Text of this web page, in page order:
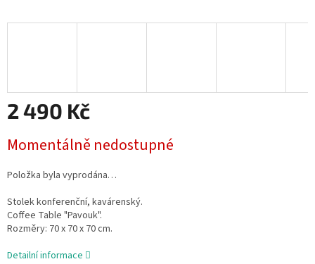
2 490 Kč
cena:
Momentálně nedostupné
Položka byla vyprodána…
Stolek konferenční, kavárenský.
Coffee Table "Pavouk".
Rozměry: 70 x 70 x 70 cm.
Detailní informace